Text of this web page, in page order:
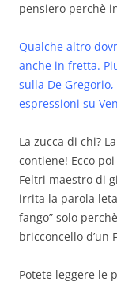
pensiero perchè
Qualche altro
anche in fretta.
sulla De
espressioni su
La zucca di chi?
contiene! Ecco
Feltri maestro di
irrita la parola
fango” solo
bricconcello d’un
Potete leggere le